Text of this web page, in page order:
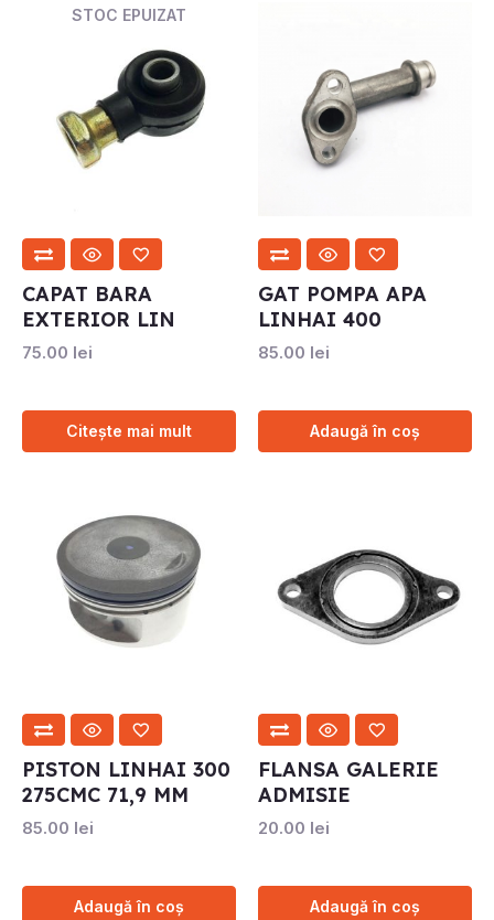
STOC EPUIZAT
CAPAT BARA
EXTERIOR LIN
75.00 lei
Citește mai mult
GAT POMPA APA
LINHAI 400
85.00 lei
Adaugă în coș
PISTON LINHAI 300
275CMC 71,9 MM
85.00 lei
Adaugă în coș
FLANSA GALERIE
ADMISIE
20.00 lei
Adaugă în coș